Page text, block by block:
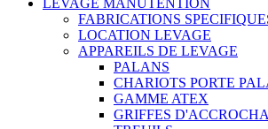
FABRICATIONS
LOCATION LEVAGE
APPAREILS DE LEVAGE
PALANS
CHARIOTS PORTE
GAMME ATEX
GRIFFES